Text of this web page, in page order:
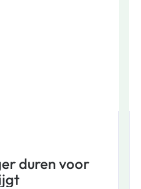
duren voor